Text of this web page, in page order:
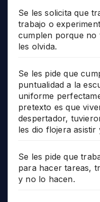
Se les solicita que
trabajo o
cumplen porque no
les olvida.
Se les pide que
puntualidad a la
uniforme
pretexto es que
despertador,
les dio flojera asistir
Se les pide que
para hacer tareas,
y no lo hacen.